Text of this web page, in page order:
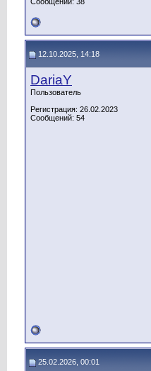
12.10.2025, 14:18
DariaY
Пользователь
Регистрация: 26.02.2023
Сообщений: 54
25.02.2026, 00:01